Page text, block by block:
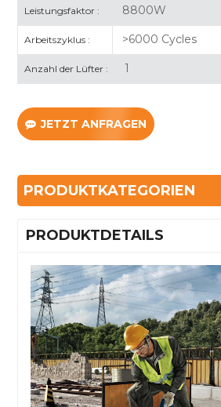
Leistungsfaktor : 8800W
Arbeitszyklus : >6000 Cycles
Anzahl der Lüfter : 1
JETZT ANFRAGEN
PRODUKTKATEGORIEN
PRODUKTDETAILS